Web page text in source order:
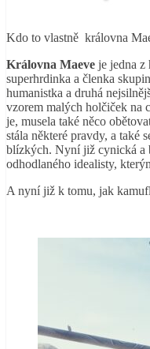
Kdo to vlastně královna
Královna Maeve je jedna z
superhrdinka a členka
humanistka a druhá
vzorem malých holčiček na
je, musela také něco
stála některé pravdy, a také
blízkých. Nyní již cynická a
odhodlaného idealisty,
A nyní již k tomu, jak